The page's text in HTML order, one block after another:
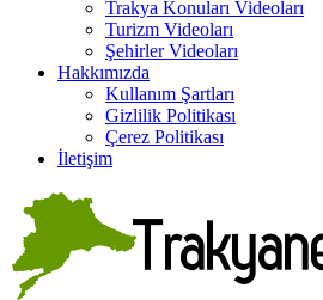
Trakya Konuları Videoları
Turizm Videoları
Şehirler Videoları
Hakkımızda
Kullanım Şartları
Gizlilik Politikası
Çerez Politikası
İletişim